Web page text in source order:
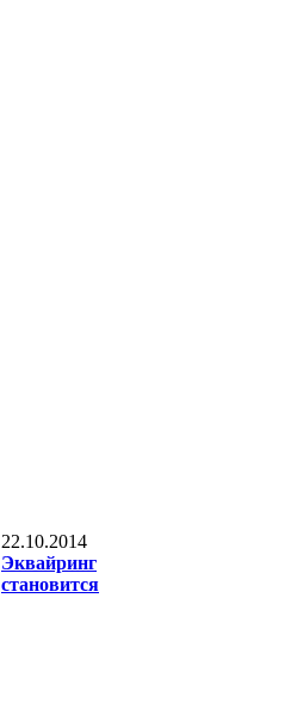
22.10.2014
Эквайринг
становится